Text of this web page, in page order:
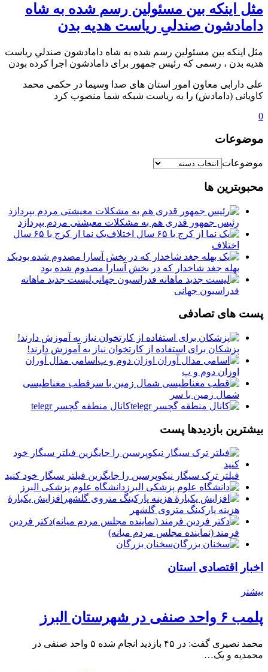
مثل اینکه بین مسئولین رسم شده به شاه
دامادشون صندلیِ ریاست هدیه بدن
مثل اینکه بین مسئولین رسم شده به شاه دامادشون صندلیِ ریاست
هدیه بدن ، رسمی که رئیس جمهور برای دامادشون اجرا کرده بودن
علی دارابی معاون امور استان های صدا وسیما در حکمی محمد
کاویانی (دامادش) را به ریاست شبکه شما منصوب کرد
0
موضوعات
موضوعات
محبوبترین ها
رئیس جمهور قدری هم به مشکلات معیشتی مردم بپردازد
یک نما از کرج با ۶۵ سال
اختلاف
یک
بهله جغد شاخدار که در بخش آسارا مصدوم شده بود
لیست جدید ماهانه
فدراسیون جهانی
پست های تصادفی
پزشکان برای استفاده از کارتخوان نیاز به آموزش دارند!
اسامی مدال آوران
اوزان دوم و پ
️قطب مغناطیسی
شمال زمین با سر
کانال منطقه گچسر telegr
بیشترین بازدیدها پست
فیلتر ترک سیگار نیکوپرسین را جایگزین فیلتر سیگار خود کنید
دانشگاه علوم پزشکی البرز
افزایش یکبارۀ
هزینه پارکینگ متروی گلشهر
دكتر فردين
فرمند (نماينده مجلس مردم میانه)
سخنان بزرگان
اخبار اقتصادی استان
بیشتر
پلمب ۶ واحد صنفی در شهرستان البرز
محمد نصیری گفت: در ۴۵ بازدید انجام شده ۵ واحد صنفی در
محمدیه و یک…